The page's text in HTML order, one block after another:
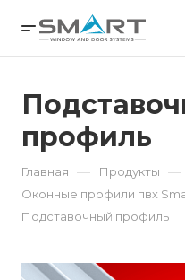
профиль
Главная — Продукты —
Оконные профили пвх
Подставочный профиль